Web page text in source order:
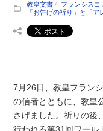
教皇文書
フランシスコ
「お告げの祈り」と「
7月26日、教皇フラン
の信者とともに、教皇
さげました。祈りの後
行われる第31回ワール